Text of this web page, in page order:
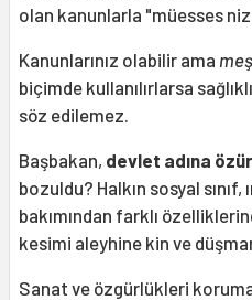
olan kanunlarla "müesses
Kanunlarınız olabilir ama
biçimde kullanılırlarsa
söz edilemez.
Başbakan, devlet adına özür
bozuldu? Halkın sosyal
bakımından farklı
kesimi aleyhine kin ve
Sanat ve özgürlükleri